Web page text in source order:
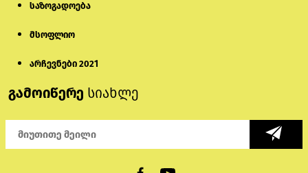
საზოგადოება
მსოფლიო
არჩევნები 2021
გამოიწერე სიახლე